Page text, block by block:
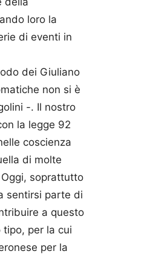
loro la
di eventi in
dei Giuliano
non si è
-. Il nostro
la legge 92
coscienza
di molte
soprattutto
sentirsi parte di
a questo
per la cui
per la